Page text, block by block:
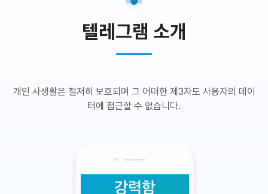
텔레그램 소개
개인 사생활은 철저히 보호되며 그 어떠한 제3자도 사용자의 데이
터에 접근할 수 없습니다.